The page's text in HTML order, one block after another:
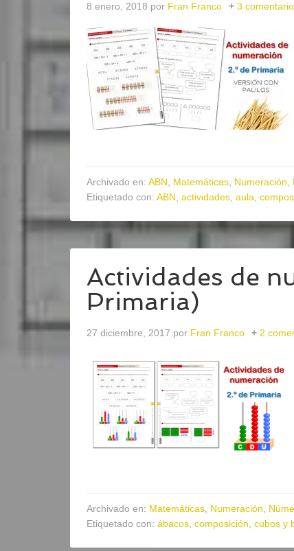
8 enero, 2018 por Fran Franco 3
Archivado en: ABN Matemáticas Numeración
Etiquetado con: ABN actividades aula
Actividades de
Primaria)
27 diciembre, 2017 por Fran Franco 2
Archivado en: Matemáticas Numeración
Etiquetado con: ábacos composición cubos y